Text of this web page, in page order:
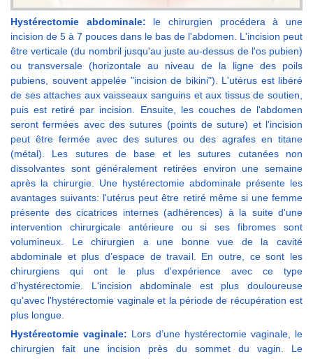
Hystérectomie abdominale: le chirurgien procédera à une
incision de 5 à 7 pouces dans le bas de l'abdomen. L'incision peut
être verticale (du nombril jusqu'au juste au-dessus de l'os pubien)
ou transversale (horizontale au niveau de la ligne des poils
pubiens, souvent appelée "incision de bikini"). L'utérus est libéré
de ses attaches aux vaisseaux sanguins et aux tissus de soutien,
puis est retiré par incision. Ensuite, les couches de l'abdomen
seront fermées avec des sutures (points de suture) et l'incision
peut être fermée avec des sutures ou des agrafes en titane
(métal). Les sutures de base et les sutures cutanées non
dissolvantes sont généralement retirées environ une semaine
après la chirurgie. Une hystérectomie abdominale présente les
avantages suivants: l'utérus peut être retiré même si une femme
présente des cicatrices internes (adhérences) à la suite d'une
intervention chirurgicale antérieure ou si ses fibromes sont
volumineux. Le chirurgien a une bonne vue de la cavité
abdominale et plus d’espace de travail. En outre, ce sont les
chirurgiens qui ont le plus d'expérience avec ce type
d'hystérectomie. L'incision abdominale est plus douloureuse
qu'avec l'hystérectomie vaginale et la période de récupération est
plus longue.
Hystérectomie vaginale: Lors d’une hystérectomie vaginale, le
chirurgien fait une incision près du sommet du vagin. Le